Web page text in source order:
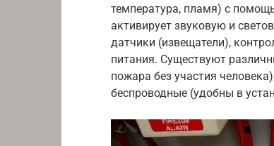
температура, пламя) с
активирует звуковую и
датчики (извещатели),
питания. Существуют
пожара без участия
беспроводные (удобны в